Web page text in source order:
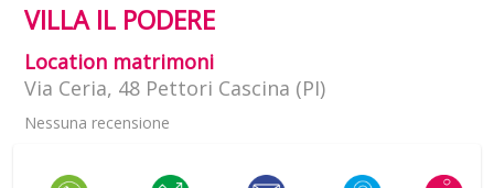
VILLA IL PODERE
Location matrimoni
Via Ceria, 48 Pettori Cascina (PI)
Nessuna recensione